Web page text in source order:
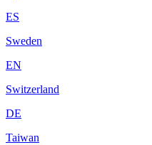
ES
Sweden
EN
Switzerland
DE
Taiwan